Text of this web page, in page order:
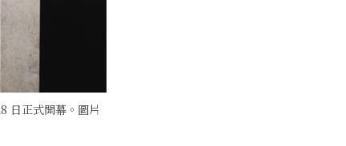
日正式開幕。圖片